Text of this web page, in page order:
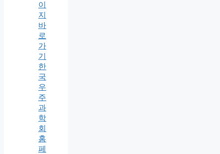
이
지
바
로
가
기
한
국
우
주
과
학
회
홈
페